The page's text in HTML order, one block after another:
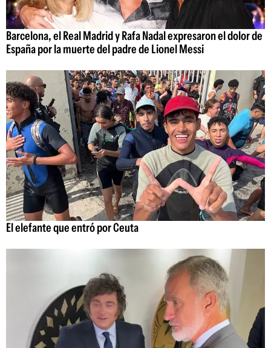
Barcelona, el Real Madrid y Rafa Nadal expresaron el dolor de
España por la muerte del padre de Lionel Messi
El elefante que entró por Ceuta